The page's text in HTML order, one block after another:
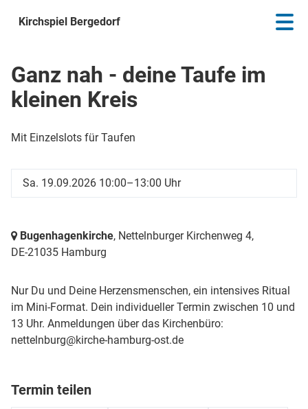
Kirchspiel Bergedorf
Ganz nah - deine Taufe im
kleinen Kreis
Mit Einzelslots für Taufen
Sa. 19.09.2026 10:00–13:00 Uhr
Bugenhagenkirche, Nettelnburger Kirchenweg 4,
DE-21035 Hamburg
Nur Du und Deine Herzensmenschen, ein intensives Ritual
im Mini-Format. Dein individueller Termin zwischen 10 und
13 Uhr. Anmeldungen über das Kirchenbüro:
nettelnburg@kirche-hamburg-ost.de
Termin teilen